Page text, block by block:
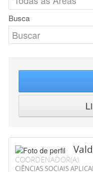
Busca
COORDENADOR(A)
CIÊNCIAS SOCIAIS